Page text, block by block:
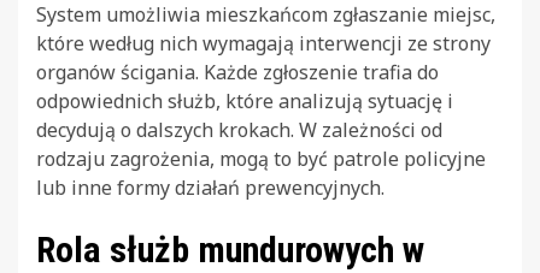
System umożliwia mieszkańcom zgłaszanie miejsc,
które według nich wymagają interwencji ze strony
organów ścigania. Każde zgłoszenie trafia do
odpowiednich służb, które analizują sytuację i
decydują o dalszych krokach. W zależności od
rodzaju zagrożenia, mogą to być patrole policyjne
lub inne formy działań prewencyjnych.
Rola służb mundurowych w